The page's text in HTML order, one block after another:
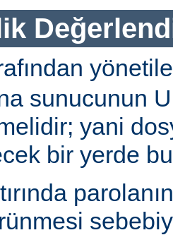
sunucunun
yani
bir yerde